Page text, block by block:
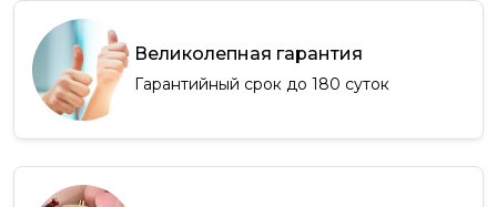
Великолепная гарантия
Гарантийный срок до 180 суток